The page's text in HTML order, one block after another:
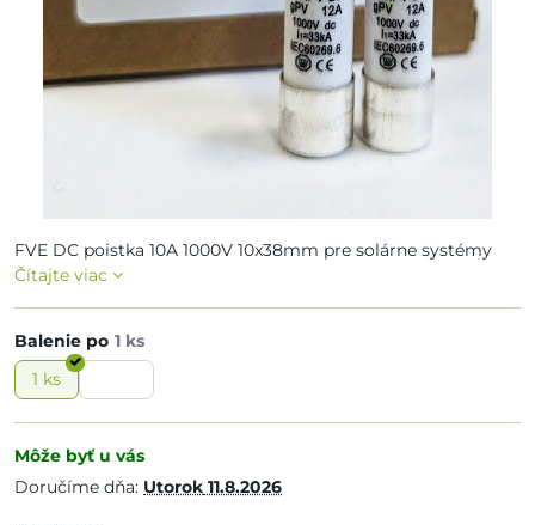
FVE DC poistka 10A 1000V 10x38mm pre solárne systémy
Čítajte viac
Balenie po
1 ks
Môže byť u vás
Doručíme dňa: Utorok 11.8.2026